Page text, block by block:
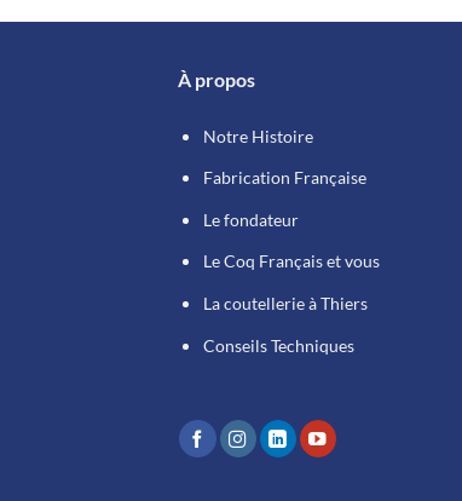
À propos
Notre Histoire
Fabrication Française
Le fondateur
Le Coq Français et vous
La coutellerie à Thiers
Conseils Techniques